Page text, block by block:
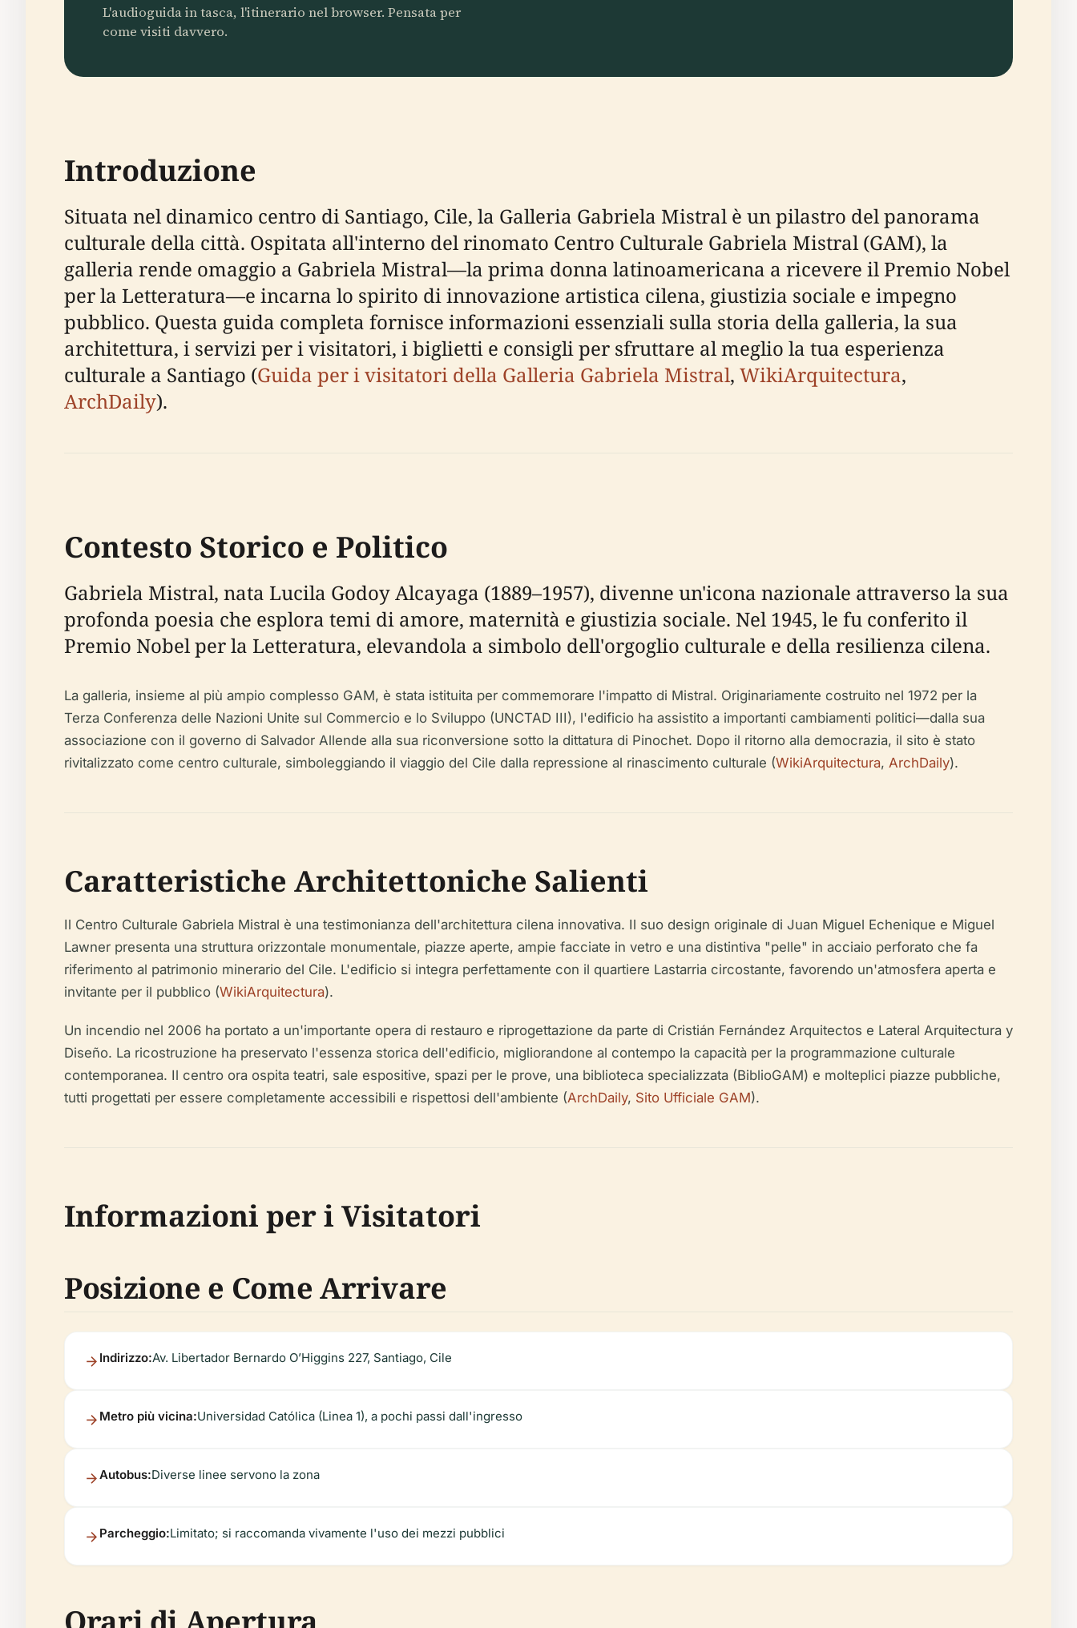
L'audioguida in tasca, l'itinerario nel browser. Pensata per
come visiti davvero.
Introduzione
Situata nel dinamico centro di Santiago, Cile, la Galleria Gabriela Mistral è un pilastro del panorama
culturale della città. Ospitata all'interno del rinomato Centro Culturale Gabriela Mistral (GAM), la
galleria rende omaggio a Gabriela Mistral—la prima donna latinoamericana a ricevere il Premio Nobel
per la Letteratura—e incarna lo spirito di innovazione artistica cilena, giustizia sociale e impegno
pubblico. Questa guida completa fornisce informazioni essenziali sulla storia della galleria, la sua
architettura, i servizi per i visitatori, i biglietti e consigli per sfruttare al meglio la tua esperienza
culturale a Santiago (Guida per i visitatori della Galleria Gabriela Mistral, WikiArquitectura,
ArchDaily).
Contesto Storico e Politico
Gabriela Mistral, nata Lucila Godoy Alcayaga (1889–1957), divenne un'icona nazionale attraverso la sua
profonda poesia che esplora temi di amore, maternità e giustizia sociale. Nel 1945, le fu conferito il
Premio Nobel per la Letteratura, elevandola a simbolo dell'orgoglio culturale e della resilienza cilena.
La galleria, insieme al più ampio complesso GAM, è stata istituita per commemorare l'impatto di Mistral. Originariamente costruito nel 1972 per la
Terza Conferenza delle Nazioni Unite sul Commercio e lo Sviluppo (UNCTAD III), l'edificio ha assistito a importanti cambiamenti politici—dalla sua
associazione con il governo di Salvador Allende alla sua riconversione sotto la dittatura di Pinochet. Dopo il ritorno alla democrazia, il sito è stato
rivitalizzato come centro culturale, simboleggiando il viaggio del Cile dalla repressione al rinascimento culturale (WikiArquitectura, ArchDaily).
Caratteristiche Architettoniche Salienti
Il Centro Culturale Gabriela Mistral è una testimonianza dell'architettura cilena innovativa. Il suo design originale di Juan Miguel Echenique e Miguel
Lawner presenta una struttura orizzontale monumentale, piazze aperte, ampie facciate in vetro e una distintiva "pelle" in acciaio perforato che fa
riferimento al patrimonio minerario del Cile. L'edificio si integra perfettamente con il quartiere Lastarria circostante, favorendo un'atmosfera aperta e
invitante per il pubblico (WikiArquitectura).
Un incendio nel 2006 ha portato a un'importante opera di restauro e riprogettazione da parte di Cristián Fernández Arquitectos e Lateral Arquitectura y
Diseño. La ricostruzione ha preservato l'essenza storica dell'edificio, migliorandone al contempo la capacità per la programmazione culturale
contemporanea. Il centro ora ospita teatri, sale espositive, spazi per le prove, una biblioteca specializzata (BiblioGAM) e molteplici piazze pubbliche,
tutti progettati per essere completamente accessibili e rispettosi dell'ambiente (ArchDaily, Sito Ufficiale GAM).
Informazioni per i Visitatori
Posizione e Come Arrivare
Indirizzo:Av. Libertador Bernardo O’Higgins 227, Santiago, Cile
Metro più vicina:Universidad Católica (Linea 1), a pochi passi dall'ingresso
Autobus:Diverse linee servono la zona
Parcheggio:Limitato; si raccomanda vivamente l'uso dei mezzi pubblici